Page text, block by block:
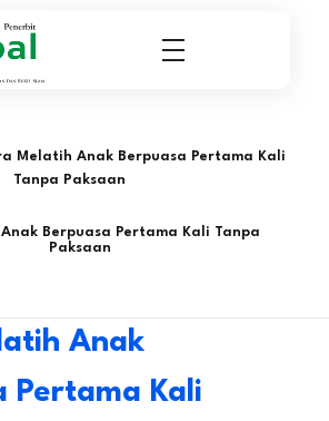
Melatih Anak Berpuasa Pertama Kali
Tanpa Paksaan
Berpuasa Pertama Kali Tanpa
Paksaan
Anak
Pertama Kali